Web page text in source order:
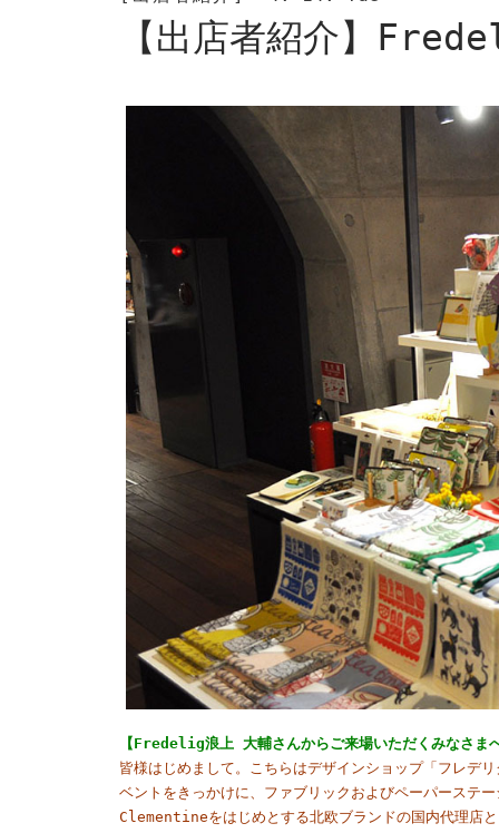
【出店者紹介】
【Fredelig浪上 大輔さんからご来場いただくみなさま
皆様はじめまして。こちらはデザインショップ「フレデ
ベントをきっかけに、ファブリックおよびペーパース
Clementineをはじめとする北欧ブランドの国内代理店